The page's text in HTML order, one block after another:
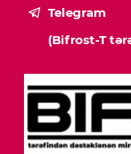
Telegram
(Bifrost-T